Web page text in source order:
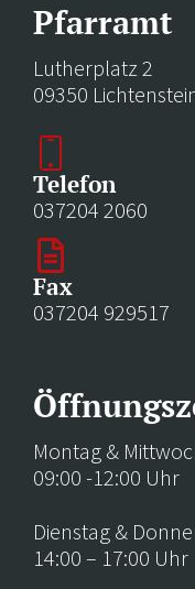
Pfarramt
Lutherplatz 2
09350
Telefon
037204 2060
Fax
037204 929517
Montag &
09:00 -12:00 Uhr
Dienstag &
14:00 – 17:00 Uhr